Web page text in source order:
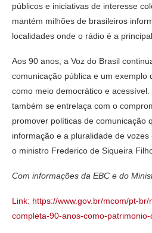
públicos e iniciativas de interesse
mantém milhões de brasileiros
localidades onde o rádio é a
Aos 90 anos, a Voz do Brasil
comunicação pública e um exemplo
como meio democrático e
também se entrelaça com o
promover políticas de comunicação
informação e a pluralidade de vozes
o ministro Frederico de Siqueira
Com informações da EBC e do
Link: https://www.gov.br/mcom/pt-
completa-90-anos-como-